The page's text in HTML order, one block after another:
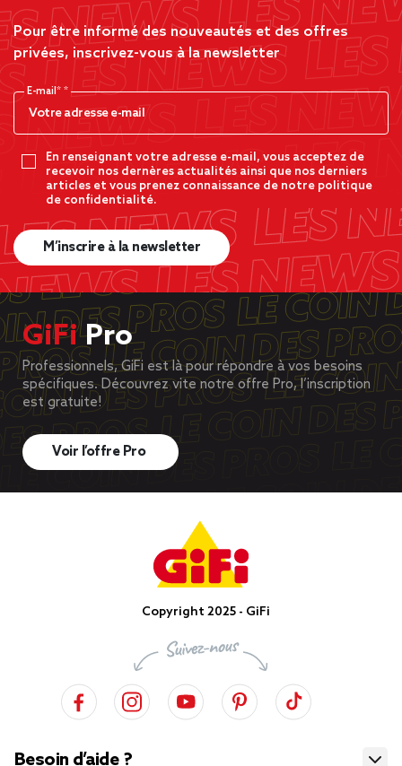
Pour être informé des nouveautés et des offres
privées, inscrivez-vous à la newsletter
E-mail*
En renseignant votre adresse e-mail, vous acceptez de
recevoir nos dernères actualités ainsi que nos derniers
articles et vous prenez connaissance de notre politique
de confidentialité.
M’inscrire à la newsletter
GiFiPro
Professionnels, GiFi est là pour répondre à vos besoins
spécifiques. Découvrez vite notre offre Pro, l’inscription
est gratuite!
Voir l’offre Pro
Copyright 2025 - GiFi
Besoin d’aide ?